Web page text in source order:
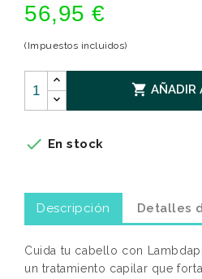
56,95 €
(Impuestos incluidos)
 AÑADIR
 En stock
Descripción Detalles
Cuida tu cabello con
un tratamiento capilar que